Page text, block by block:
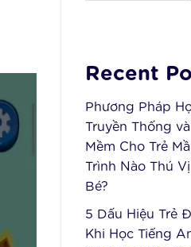
Recent
Phương Pháp
Truyền Thống
Mềm Cho Trẻ
Trình Nào Thú
Bé?
5 Dấu Hiệu Trẻ
Khi Học Tiếng